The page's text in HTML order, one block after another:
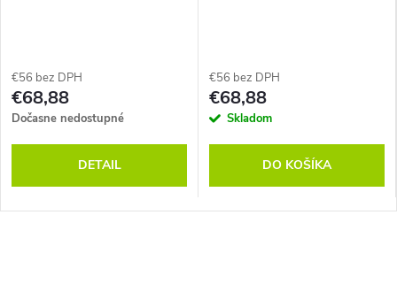
€56 bez DPH
€68,88
Dočasne nedostupné
DETAIL
€56 bez DPH
€68,88
Skladom
DO KOŠÍKA